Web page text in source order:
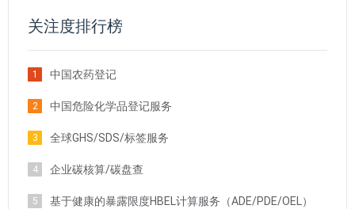
关注度排行榜
1 中国农药登记
2 中国危险化学品登记服务
3 全球GHS/SDS/标签服务
4 企业碳核算/碳盘查
5 基于健康的暴露限度HBEL计算服务（ADE/PDE/OEL）